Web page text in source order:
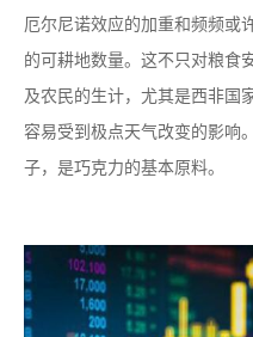
厄尔尼诺效应的加重和频频或
的可耕地数量。这不只对粮食
及农民的生计，尤其是西非国
容易受到极点天气改变的影响
子，是巧克力的基本原料。